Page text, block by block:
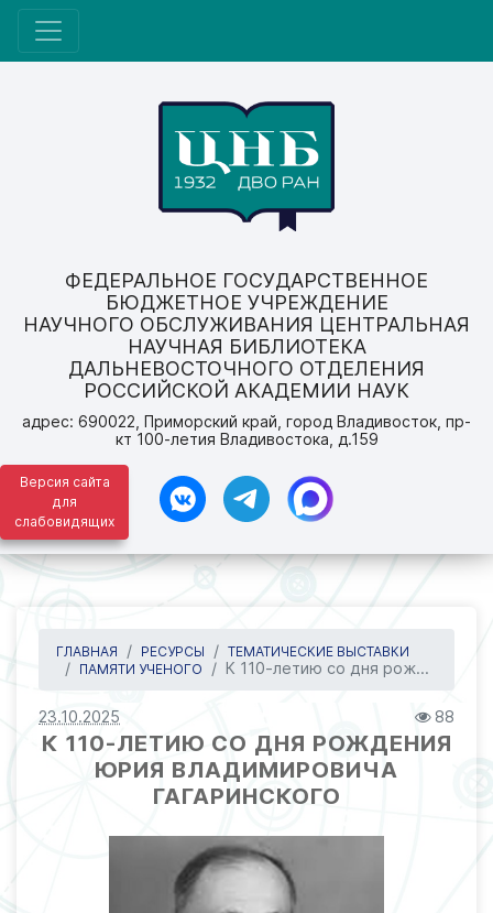
Версия сайта
для
слабовидящих
ФЕДЕРАЛЬНОЕ ГОСУДАРСТВЕННОЕ
БЮДЖЕТНОЕ УЧРЕЖДЕНИЕ
НАУЧНОГО ОБСЛУЖИВАНИЯ ЦЕНТРАЛЬНАЯ
НАУЧНАЯ БИБЛИОТЕКА
ДАЛЬНЕВОСТОЧНОГО ОТДЕЛЕНИЯ
РОССИЙСКОЙ АКАДЕМИИ НАУК
адрес: 690022, Приморский край, город Владивосток, пр-
кт 100-летия Владивостока, д.159
ГЛАВНАЯ РЕСУРСЫ
ТЕМАТИЧЕСКИЕ ВЫСТАВКИ
ПАМЯТИ УЧЕНОГО
К 110-летию со дня рож...
23.10.2025 88
К 110-ЛЕТИЮ СО ДНЯ РОЖДЕНИЯ
ЮРИЯ ВЛАДИМИРОВИЧА
ГАГАРИНСКОГО